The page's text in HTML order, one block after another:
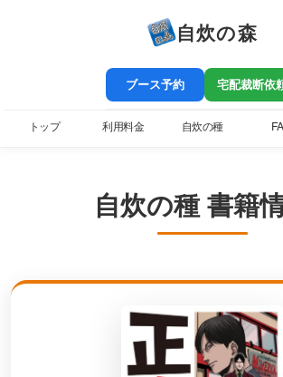
自炊の森
ブース予約 宅配裁断依
トップ 利用料金 自炊の種
自炊の種 書籍